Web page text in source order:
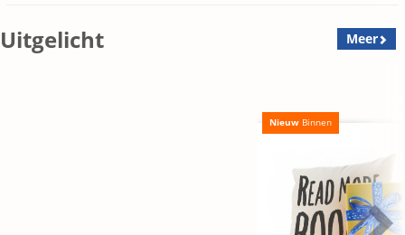
Uitgelicht Meer
Nieuw Binnen